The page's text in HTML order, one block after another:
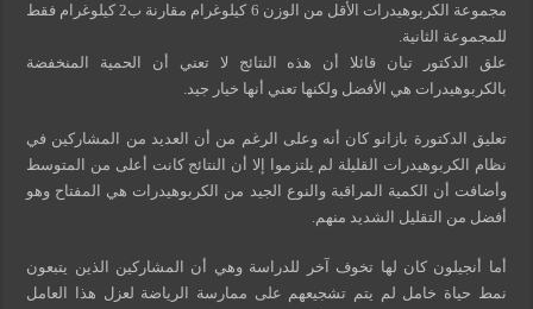
مجموعة الكربوهيدرات الأقل من الوزن 6 كيلوغرام مقارنة ب2 كيلوغرام فقط
للمجموعة الثانية.
علق الدكتور تيان قائلا أن هذه النتائج لا تعني أن الحمية المنخفضة
بالكربوهيدرات هي الأفضل ولكنها تعني أنها خيار جيد.
تعليق الدكتورة بازانو كان أنه وعلى الرغم من أن العديد من المشاركين في
نظام الكربوهيدرات القليلة لم يلتزموا إلا أن النتائج كانت أعلى من المتوسط
وأضافت أن الكمية المراقبة والنوع الجيد من الكربوهيدرات هي المفتاح وهو
أفضل من التقليل الشديد منهم.
أما أنجيلون كان لها تخوف آخر للدراسة وهي أن المشاركين الذين يتبعون
نمط حياة خامل لم يتم تشجيعهم على ممارسة الرياضة لعزل هذا العامل